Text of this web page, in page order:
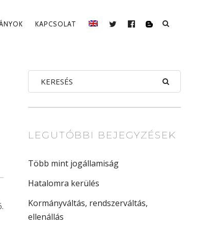
KAPCSOLAT
TWITTER
FACEBOOK
BLOG
LEGUTÓBBI BEJEGYZÉSEK
Több mint jogállamiság
Hatalomra kerülés
Kormányváltás, rendszerváltás,
ellenállás